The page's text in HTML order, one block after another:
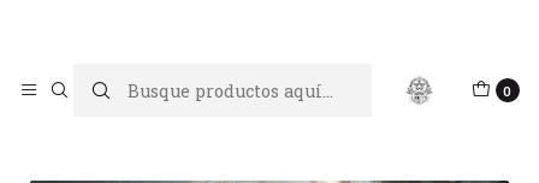
0
Inicio Limpiezas energéticas
Terapia de Ancestros y memorias del Alma